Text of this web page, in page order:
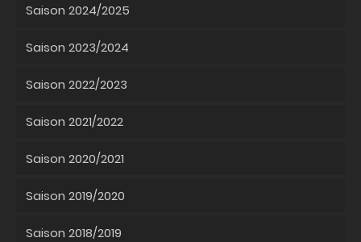
Saison 2024/2025
Saison 2023/2024
Saison 2022/2023
Saison 2021/2022
Saison 2020/2021
Saison 2019/2020
Saison 2018/2019